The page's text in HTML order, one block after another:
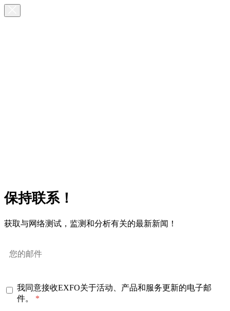
保持联系！
获取与网络测试，监测和分析有关的最新新闻！
我同意接收EXFO关于活动、产品和服务更新的电子邮
件。